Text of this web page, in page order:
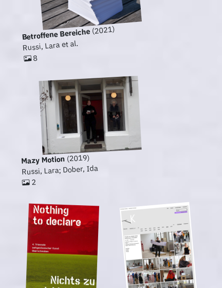
Betroffene Bereiche(2021)
Russi, Lara et al.
8
Mazy Motion (2019)
Russi, Lara; Dober, Ida
2